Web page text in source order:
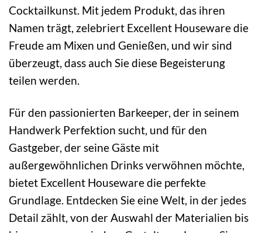
Cocktailkunst. Mit jedem Produkt, das ihren
Namen trägt, zelebriert Excellent Houseware die
Freude am Mixen und Genießen, und wir sind
überzeugt, dass auch Sie diese Begeisterung
teilen werden.
Für den passionierten Barkeeper, der in seinem
Handwerk Perfektion sucht, und für den
Gastgeber, der seine Gäste mit
außergewöhnlichen Drinks verwöhnen möchte,
bietet Excellent Houseware die perfekte
Grundlage. Entdecken Sie eine Welt, in der jedes
Detail zählt, von der Auswahl der Materialien bis